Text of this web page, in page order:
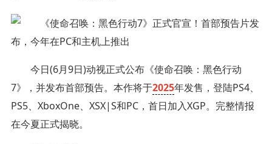
今日(6月9日)动视正式公布《使命召唤：黑色行动
7》，并发布首部预告。本作将于2025年发售，登陆PS4、
PS5、XboxOne、XSX|S和PC，首日加入XGP。完整情报
在今夏正式揭晓。